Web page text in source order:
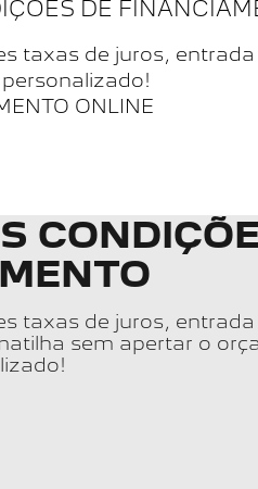
DE
taxas de juros,
ONLINE
taxas de juros,
sem apertar o